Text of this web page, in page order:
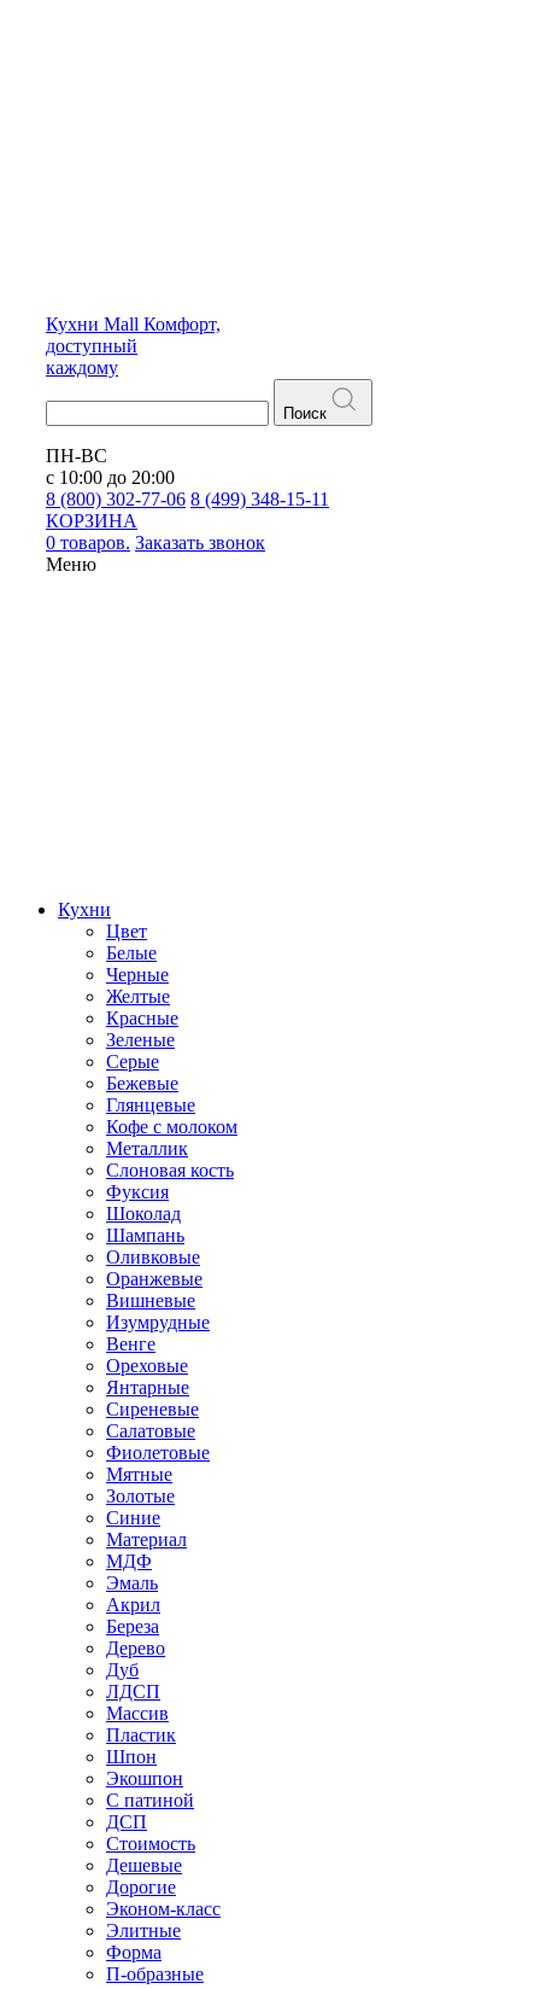
Кухни Mall Комфорт,
доступный
каждому
Поиск
ПН-ВС
с 10:00 до 20:00
8 (800) 302-77-06 8 (499) 348-15-11
КОРЗИНА
0 товаров. Заказать звонок
Меню
Кухни
Цвет
Белые
Черные
Желтые
Красные
Зеленые
Серые
Бежевые
Глянцевые
Кофе с молоком
Металлик
Слоновая кость
Фуксия
Шоколад
Шампань
Оливковые
Оранжевые
Вишневые
Изумрудные
Венге
Ореховые
Янтарные
Сиреневые
Салатовые
Фиолетовые
Мятные
Золотые
Синие
Материал
МДФ
Эмаль
Акрил
Береза
Дерево
Дуб
ЛДСП
Массив
Пластик
Шпон
Экошпон
С патиной
ДСП
Стоимость
Дешевые
Дорогие
Эконом-класс
Элитные
Форма
П-образные